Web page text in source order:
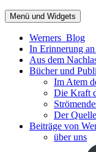
Menü und Widgets
Werners Blog
In Erinnerung
Aus dem
Bücher und
Im Atem
Die Kraft
Der
Beiträge von
über uns